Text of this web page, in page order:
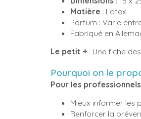
Matière : Latex
Parfum : Varie
Fabriqué en
Le petit + : Une fiche
Pourquoi on le
Pour les
Mieux informer les
Renforcer la